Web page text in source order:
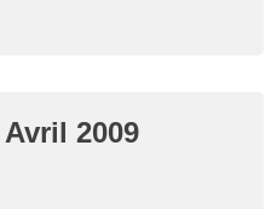
2009